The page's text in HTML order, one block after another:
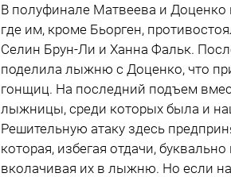
В полуфинале Матвеева и Доценко
где им, кроме Бьорген,
Селин Брун-Ли и Ханна Фальк.
поделила лыжню с Доценко, что
гонщиц. На последний подъем
лыжницы, среди которых была и
Решительную атаку здесь
которая, избегая отдачи,
вколачивая их в лыжню. Но если